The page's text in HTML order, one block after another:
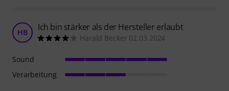
HB Ich bin stärker als der Hersteller erlaubt
Harald Becker 02.03.2024
Sound
Verarbeitung